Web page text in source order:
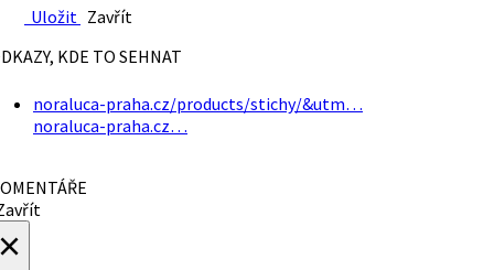
Uložit Zavřít
KDE TO SEHNAT
noraluca-praha.cz/products/stichy/&utm…
noraluca-praha.cz…